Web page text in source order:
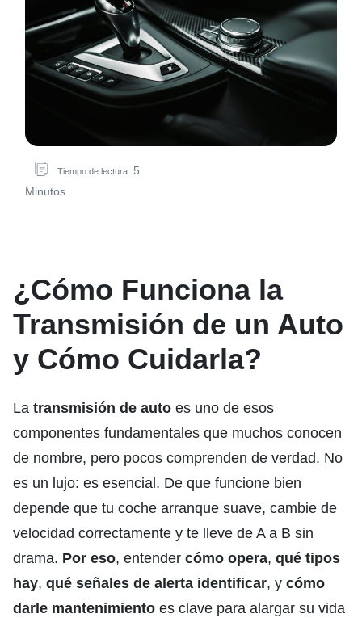
Tiempo de lectura: 5
Minutos
¿Cómo Funciona la
Transmisión de un Auto
y Cómo Cuidarla?
La transmisión de auto es uno de esos
componentes fundamentales que muchos conocen
de nombre, pero pocos comprenden de verdad. No
es un lujo: es esencial. De que funcione bien
depende que tu coche arranque suave, cambie de
velocidad correctamente y te lleve de A a B sin
drama. Por eso, entender cómo opera, qué tipos
hay, qué señales de alerta identificar, y cómo
darle mantenimiento es clave para alargar su vida